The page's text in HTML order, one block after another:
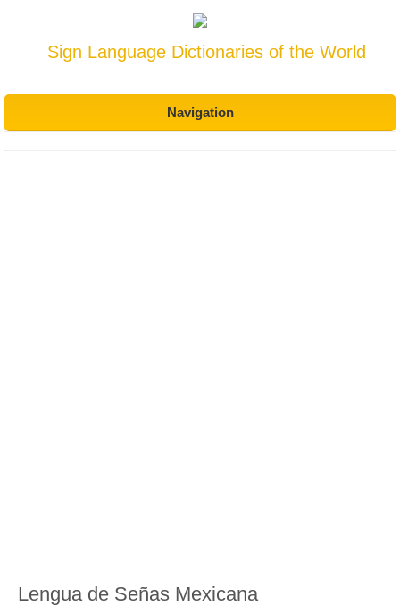
Sign Language Dictionaries of the World
Navigation
Lengua de Señas Mexicana